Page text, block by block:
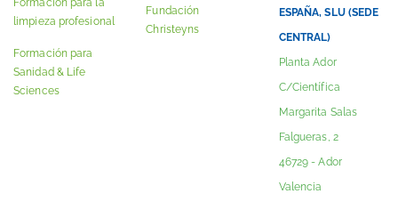
Formación para la
limpieza profesional
Formación para
Sanidad & Life
Sciences
Fundación
Christeyns
ESPAÑA, SLU (SEDE
CENTRAL)
Planta Ador
C/Científica
Margarita Salas
Falgueras, 2
46729 - Ador
Valencia